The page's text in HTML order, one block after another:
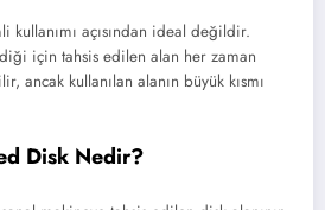
kullanımı açısından ideal değildir.
için tahsis edilen alan her zaman
ancak kullanılan alanın büyük kısmı
Disk Nedir?